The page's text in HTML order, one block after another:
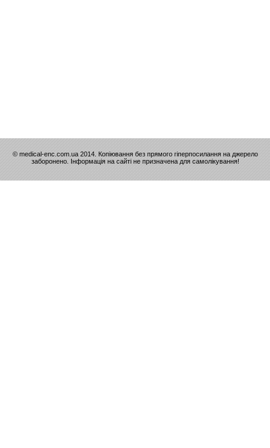
© medical-enc.com.ua 2014. Копіювання без прямого гіперпосилання на джерело
заборонено. Інформація на сайті не призначена для самолікування!